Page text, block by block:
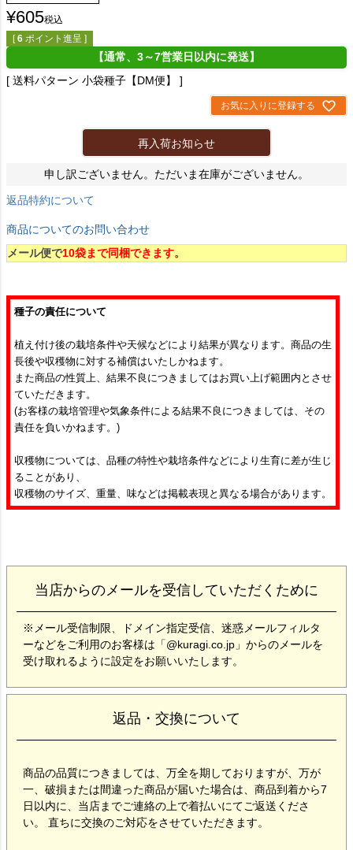
¥605税込
[ 6 ポイント進呈 ]
【通常、3～7営業日以内に発送】
送料パターン 小袋種子【DM便】
お気に入りに登録する
再入荷お知らせ
申し訳ございません。ただいま在庫がございません。
返品特約について
商品についてのお問い合わせ
メール便で10袋まで同梱できます。
種子の責任について
植え付け後の栽培条件や天候などにより結果が異なります。商品の生
長後や収穫物に対する補償はいたしかねます。
また商品の性質上、結果不良につきましてはお買い上げ範囲内とさせ
ていただきます。
(お客様の栽培管理や気象条件による結果不良につきましては、その
責任を負いかねます。)
収穫物については、品種の特性や栽培条件などにより生育に差が生じ
ることがあり、
収穫物のサイズ、重量、味などは掲載表現と異なる場合があります。
当店からのメールを受信していただくために
※メール受信制限、ドメイン指定受信、迷惑メールフィルタ
ーなどをご利用のお客様は「@kuragi.co.jp」からのメールを
受け取れるように設定をお願いいたします。
返品・交換について
商品の品質につきましては、万全を期しておりますが、万が
一、破損または間違った商品が届いた場合は、商品到着から7
日以内に、当店までご連絡の上で着払いにてご返送くださ
い。 直ちに交換のご対応をさせていただきます。